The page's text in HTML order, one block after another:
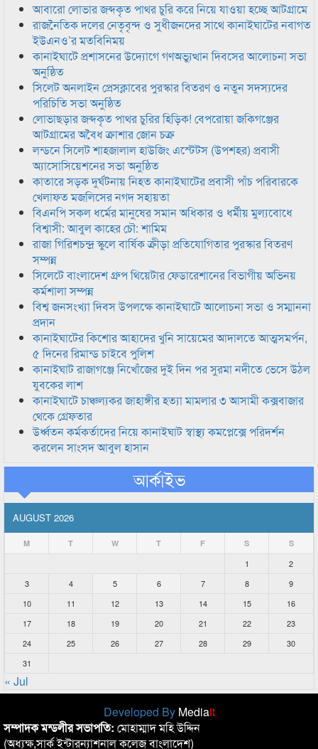
আবারো লোভার জব্দকৃত পাথর চুরি করে নিয়ে যাওয়া হচ্ছে আটগ্রামে
রাজনৈতিক দলের নেতৃবৃন্দ ও সুধীজনদের সাথে কানাইঘাটের নবাগত
ইউএনও’র মতবিনিময়
কানাইঘাটে প্রশাসনের উদ্যোগে গণঅভ্যুত্থান দিবসের আলোচনা সভা
অনুষ্ঠিত
সিলেট অনলাইন প্রেসক্লাবের পুরস্কার বিতরণ ও নতুন সদস্যদের
পরিচিতি সভা অনুষ্ঠিত
লোভাছড়ার জব্দকৃত পাথর চুরির হিড়িক! বেপরোয়া জকিগঞ্জের
আটগ্রামের অবৈধ ক্রাশার জোন চক্র
লন্ডনে সিলেট শাহজালাল হাউজিং এস্টেটস (উপশহর) প্রবাসী
অ্যাসোসিয়েশনের সভা অনুষ্ঠিত
কাতারে সড়ক দুর্ঘটনায় নিহত কানাইঘাটের প্রবাসী পাঁচ পরিবারকে
খেলাফত মজলিসের নগদ সহায়তা
বিএনপি সকল ধর্মের মানুষের সমান অধিকার ও ধর্মীয় মুল্যবোধে
বিশ্বাসী: আবুল কাহের চৌ: শামিম
রাজা গিরিশচন্দ্র স্কুলে বার্ষিক ক্রীড়া প্রতিযোগিতার পুরস্কার বিতরণ
সম্পন্ন
সিলেটে বাংলাদেশ গ্রুপ থিয়েটার ফেডারেশানের বিভাগীয় অভিনয়
কর্মশালা সম্পন্ন
বিশ্ব জনসংখ্যা দিবস উপলক্ষে কানাইঘাটে আলোচনা সভা ও সম্মাননা
প্রদান
কানাইঘাটের কিশোর আহাদের খুনি সায়েমের আদালতে আত্মসমর্পন,
৫ দিনের রিমান্ড চাইবে পুলিশ
কানাইঘাট রাজাগঞ্জে নিখোঁজের দুই দিন পর সুরমা নদীতে ভেসে উঠল
যুবকের লাশ
কানাইঘাটে চাঞ্চল্যকর জাহাঙ্গীর হত্যা মামলার ৩ আসামী কক্সবাজার
থেকে গ্রেফতার
উর্ধ্বতন কর্মকর্তাদের নিয়ে কানাইঘাট স্বাস্থ্য কমপ্লেক্সে পরিদর্শন
করলেন সাংসদ আবুল হাসান
আর্কাইভ
AUGUST 2026
M T W T F S S
1
2
3
4 5 6 7 8
9
10
11 12 13 14 15
16
17
18 19 20 21 22
23
24
25 26 27 28 29
30
31
« Jul
Developed By Mediait
সম্পাদক মন্ডলীর সভাপতি: মোহাম্মাদ মহি উদ্দিন
(অধ্যক্ষ,সার্ক ইন্টারন্যাশনাল কলেজ বাংলাদেশ)